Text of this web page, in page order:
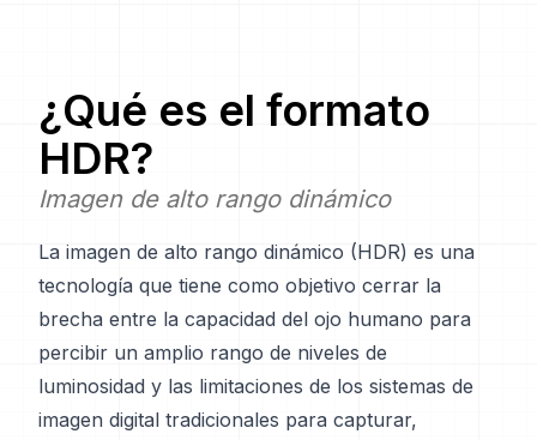
¿Qué es el formato
HDR?
Imagen de alto rango dinámico
La imagen de alto rango dinámico (HDR) es una
tecnología que tiene como objetivo cerrar la
brecha entre la capacidad del ojo humano para
percibir un amplio rango de niveles de
luminosidad y las limitaciones de los sistemas de
imagen digital tradicionales para capturar,